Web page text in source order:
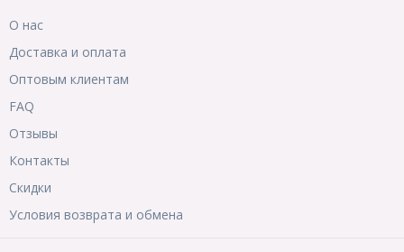
О нас
Доставка и оплата
Оптовым клиентам
FAQ
Отзывы
Контакты
Скидки
Условия возврата и обмена